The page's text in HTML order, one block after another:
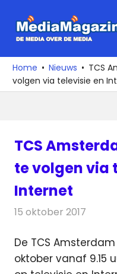
naar
media
over
de
Home Nieuws
TCS
volgen via televisie en
TCS
te volgen via
Internet
15 oktober 2017
De TCS
oktober vanaf 9.15